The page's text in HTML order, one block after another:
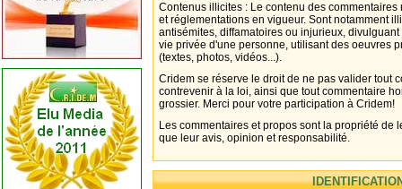
Contenus illicites : Le contenu des
et réglementations en vigueur. Sont notamment
antisémites, diffamatoires ou injurieux,
vie privée d'une personne, utilisant des oeuvres
(textes, photos, vidéos...).
Cridem se réserve le droit de ne pas valider tout
contrevenir à la loi, ainsi que tout commentaire
grossier. Merci pour votre participation à Cridem!
Les commentaires et propos sont la propriété de
que leur avis, opinion et responsabilité.